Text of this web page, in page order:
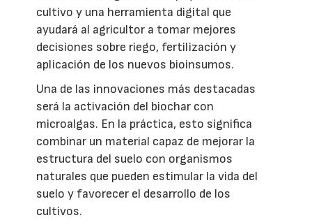
cultivo y una herramienta digital que
ayudará al agricultor a tomar mejores
decisiones sobre riego, fertilización y
aplicación de los nuevos bioinsumos.
Una de las innovaciones más destacadas
será la activación del biochar con
microalgas. En la práctica, esto significa
combinar un material capaz de mejorar la
estructura del suelo con organismos
naturales que pueden estimular la vida del
suelo y favorecer el desarrollo de los
cultivos.